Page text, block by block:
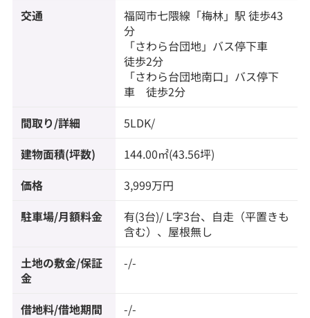
交通 福岡市七隈線 「梅林」駅 徒歩43
分
「さわら台団地」バス停下車
徒歩2分
「さわら台団地南口」バス停下
車 徒歩2分
間取り/詳細 5LDK/
建物面積(坪数) 144.00㎡(43.56坪)
価格 3,999万円
駐車場/月額料金
有(3台)/ L字3台、自走（平置きも
含む）、屋根無し
土地の敷金/保証
金
-/-
借地料/借地期間 -/-